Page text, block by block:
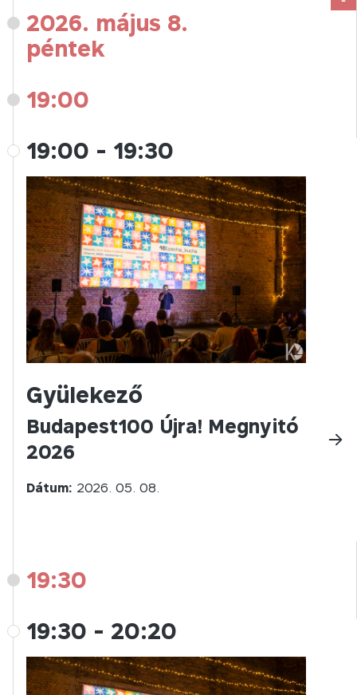
2026. május 8.
péntek
19:00
19:00 - 19:30
Gyülekező
Budapest100 Újra! Megnyitó
2026
Dátum: 2026. 05. 08.
19:30
19:30 - 20:20